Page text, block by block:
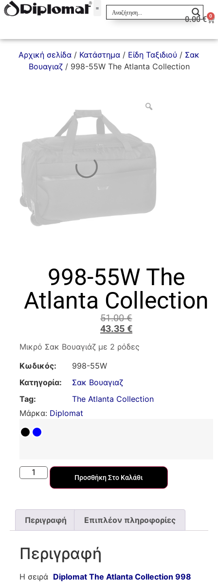
0.00€ 0
Αρχική σελίδα / Κατάστημα / Είδη Ταξιδιού / Σακ
Βουαγιαζ/ 998-55W The Atlanta Collection
998-55W The
Atlanta Collection
51.00€
43.35 €
Μικρό Σακ Βουαγιάζ με 2 ρόδες
Κωδικός:
998-55W
Κατηγορία:
Σακ Βουαγιαζ
Tag:
The Atlanta Collection
Μάρκα: Diplomat
Προσθήκη Στο Καλάθι
Περιγραφή Επιπλέον πληροφορίες
Περιγραφή
Η σειρά Diplomat The Atlanta Collection 998